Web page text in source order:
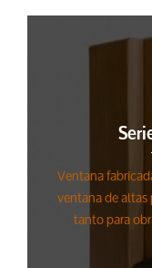
Ventana
ventana de
tanto para